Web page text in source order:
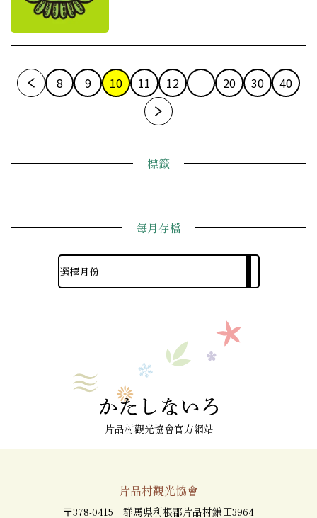
8 9 10 11 12 20 30 40
標籤
每月存檔
片品村觀光協會官方網站
片品村觀光協會
〒378-0415 群馬県利根郡片品村鎌田3964